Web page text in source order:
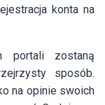
konta na
portali zostaną
sposób.
na opinie swoich